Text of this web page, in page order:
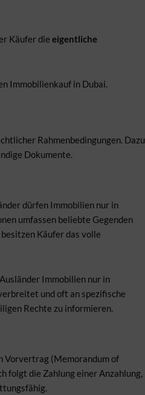
Käufer die eigentliche
Immobilienkauf in Dubai.
Rahmenbedingungen. Dazu
Dokumente.
dürfen Immobilien nur in
umfassen beliebte Gegenden
Käufer das volle
Immobilien nur in
und oft an spezifische
Rechte zu informieren.
Vorvertrag (Memorandum of
folgt die Zahlung einer Anzahlung,